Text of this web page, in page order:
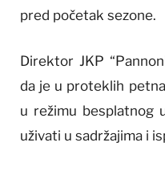
pred početak sezone.
Direktor JKP
da je u proteklih
u režimu besplatnog
uživati u sadržajima i